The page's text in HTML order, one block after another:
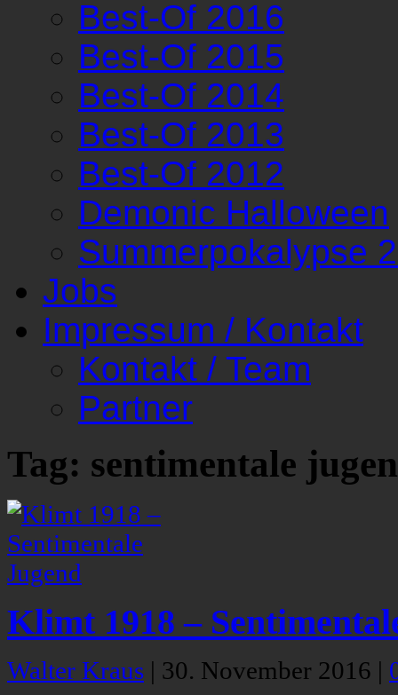
Best-Of 2016
Best-Of 2015
Best-Of 2014
Best-Of 2013
Best-Of 2012
Demonic Halloween
Summerpokalypse
Jobs
Impressum / Kontakt
Kontakt / Team
Partner
Tag: sentimentale
Klimt 1918 –
Walter Kraus | 30. November 2016 |